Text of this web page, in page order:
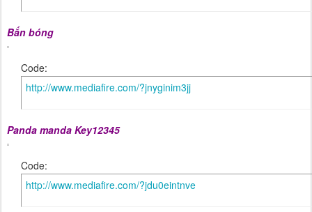
Bắn bóng
Code:
http://www.mediafire.com/?jnyginim3jj
Panda manda Key12345
Code:
http://www.mediafire.com/?jdu0eintnve